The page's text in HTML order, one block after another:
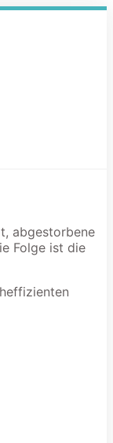
abgestorbene
Folge ist die